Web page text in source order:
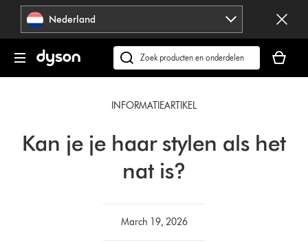
Navigatie
overslaan
Nederland
Zoek
op
is
INFORMATIEARTIKEL
Kan je je haar stylen als het
nat is?
March 19, 2026